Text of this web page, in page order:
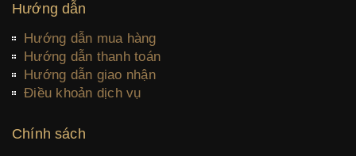
Hướng dẫn
Hướng dẫn mua hàng
Hướng dẫn thanh toán
Hướng dẫn giao nhận
Điều khoản dịch vụ
Chính sách